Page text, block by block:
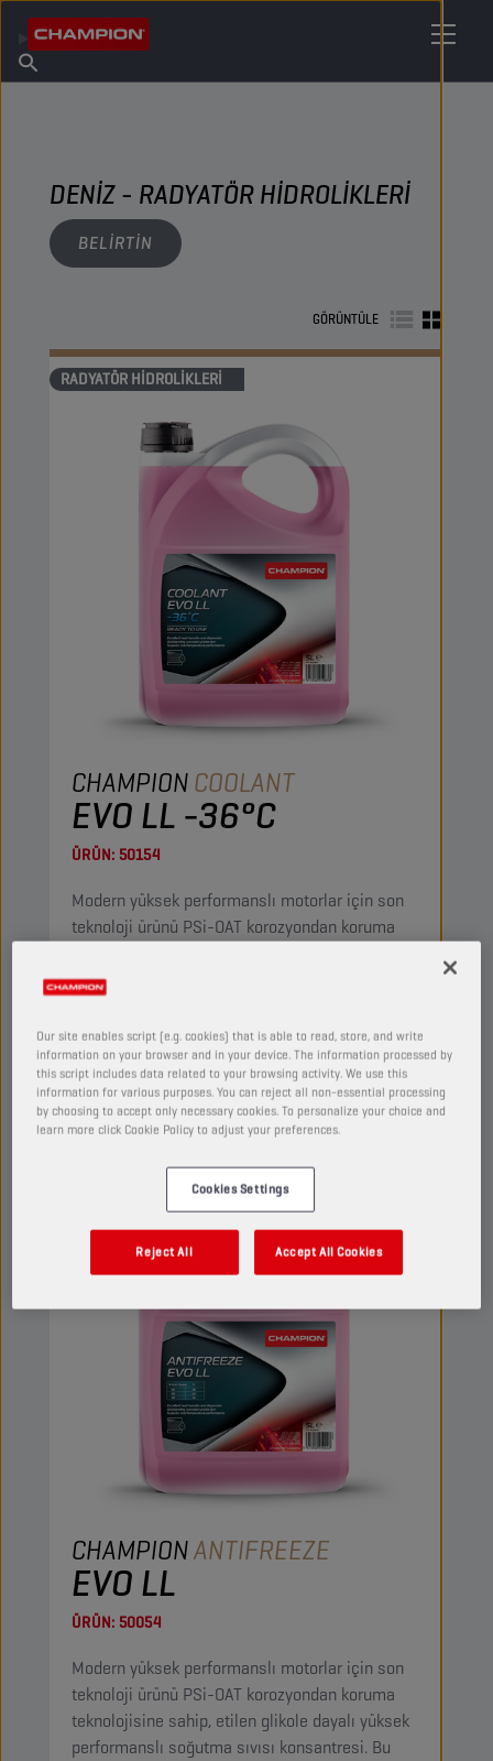
Champion Hakkında
Satış Noktası Bulun
DENIZ - RADYATÖR HIDROLIKLERI
BELIRTIN
GÖRÜNTÜLE
RADYATÖR HIDROLIKLERI
CHAMPIONCOOLANT
EVO LL -36°C
ÜRÜN: 50154
Modern yüksek performanslı motorlar için son
teknoloji ürünü PSi-OAT korozyondan koruma
performanslı kullanmaya hazır soğutma sıvısı.
G11 uygulamalarında kullanılabilir.
Görüntüle
CHAMPIONANTIFREEZE
EVO LL
ÜRÜN: 50054
Modern yüksek performanslı motorlar için son
teknoloji ürünü PSi-OAT korozyondan koruma
teknolojisine sahip, etilen glikole dayalı yüksek
performanslı soğutma sıvısı konsantresi. Bu
Our site enables script (e.g. cookies) that is able to read, store, and write
information on your browser and in your device. The information processed by
this script includes data related to your browsing activity. We use this
information for various purposes. You can reject all non-essential processing
by choosing to accept only necessary cookies. To personalize your choice and
learn more click Cookie Policy to adjust your preferences.
Cookies Settings
Reject All Accept All Cookies